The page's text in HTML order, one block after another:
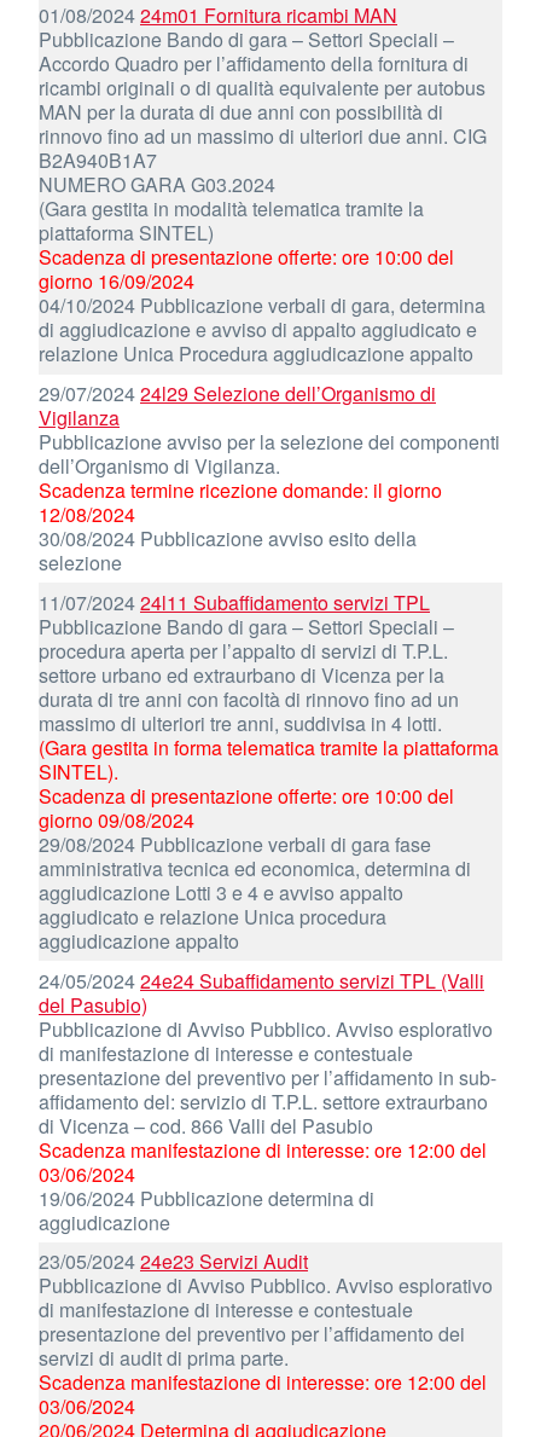
01/08/202424m01 Fornitura ricambi MAN
Pubblicazione Bando di gara – Settori Speciali –
Accordo Quadro per l’affidamento della fornitura di
ricambi originali o di qualità equivalente per autobus
MAN per la durata di due anni con possibilità di
rinnovo fino ad un massimo di ulteriori due anni. CIG
B2A940B1A7
NUMERO GARA G03.2024
(Gara gestita in modalità telematica tramite la
piattaforma SINTEL)
Scadenza di presentazione offerte: ore 10:00 del
giorno 16/09/2024
04/10/2024 Pubblicazione verbali di gara, determina
di aggiudicazione e avviso di appalto aggiudicato e
relazione Unica Procedura aggiudicazione appalto
29/07/202424l29 Selezione dell’Organismo di
Vigilanza
Pubblicazione avviso per la selezione dei componenti
dell’Organismo di Vigilanza.
Scadenza termine ricezione domande: il giorno
12/08/2024
30/08/2024 Pubblicazione avviso esito della
selezione
11/07/202424l11 Subaffidamento servizi TPL
Pubblicazione Bando di gara – Settori Speciali –
procedura aperta per l’appalto di servizi di T.P.L.
settore urbano ed extraurbano di Vicenza per la
durata di tre anni con facoltà di rinnovo fino ad un
massimo di ulteriori tre anni, suddivisa in 4 lotti.
(Gara gestita in forma telematica tramite la piattaforma
SINTEL).
Scadenza di presentazione offerte: ore 10:00 del
giorno 09/08/2024
29/08/2024 Pubblicazione verbali di gara fase
amministrativa tecnica ed economica, determina di
aggiudicazione Lotti 3 e 4 e avviso appalto
aggiudicato e relazione Unica procedura
aggiudicazione appalto
24/05/202424e24 Subaffidamento servizi TPL (Valli
del Pasubio)
Pubblicazione di Avviso Pubblico. Avviso esplorativo
di manifestazione di interesse e contestuale
presentazione del preventivo per l’affidamento in sub-
affidamento del: servizio di T.P.L. settore extraurbano
di Vicenza – cod. 866 Valli del Pasubio
Scadenza manifestazione di interesse: ore 12:00 del
03/06/2024
19/06/2024 Pubblicazione determina di
aggiudicazione
23/05/202424e23 Servizi Audit
Pubblicazione di Avviso Pubblico. Avviso esplorativo
di manifestazione di interesse e contestuale
presentazione del preventivo per l’affidamento dei
servizi di audit di prima parte.
Scadenza manifestazione di interesse: ore 12:00 del
03/06/2024
20/06/2024 Determina di aggiudicazione